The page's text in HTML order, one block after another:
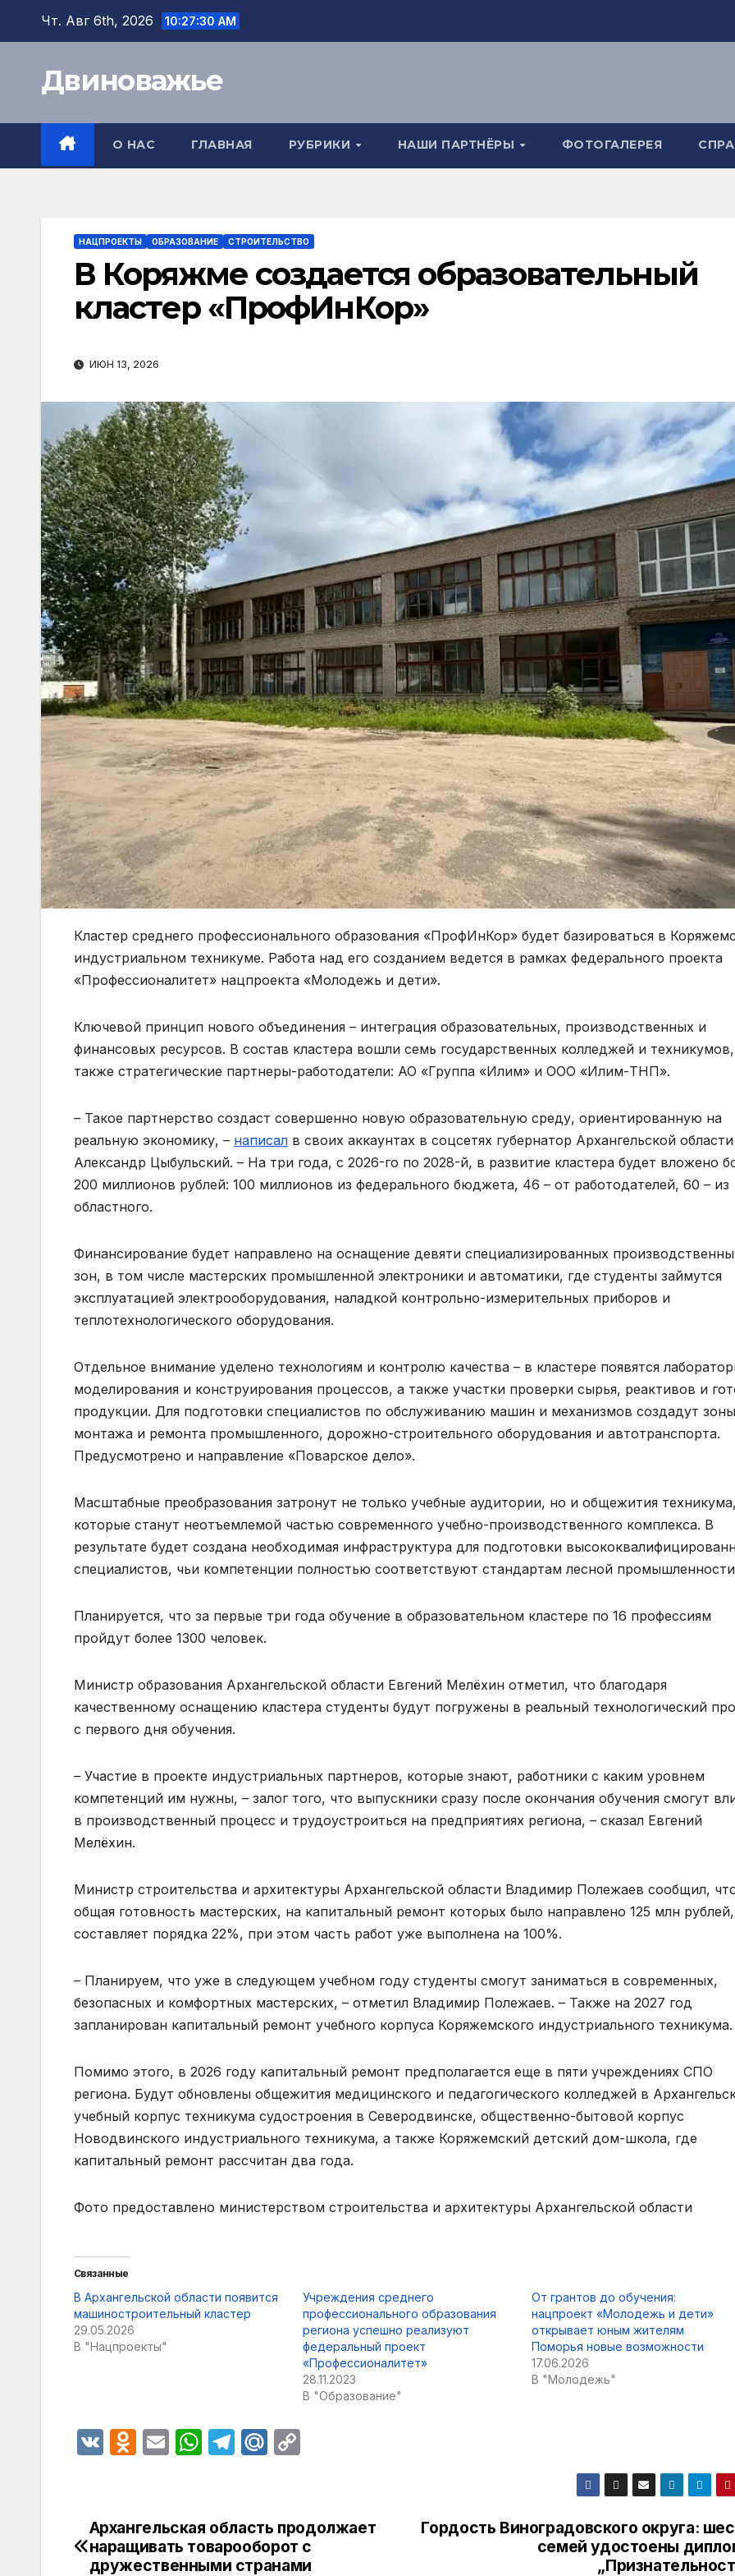
Перейти
Чт. Авг 6th, 2026 10:27:31 AM
Двиноважье
О НАС ГЛАВНАЯ РУБРИКИ НАШИ ПАРТНЁРЫ ФОТОГАЛЕРЕЯ
НАЦПРОЕКТЫ ОБРАЗОВАНИЕ СТРОИТЕЛЬСТВО
В Коряжме создается образовательный
кластер «ПрофИнКор»
ИЮН 13, 2026
Кластер среднего профессионального образования «ПрофИнКор» будет базироваться в
индустриальном техникуме. Работа над его созданием ведется в рамках федерального проекта
«Профессионалитет» нацпроекта «Молодежь и дети».
Ключевой принцип нового объединения – интеграция образовательных, производственных и
финансовых ресурсов. В состав кластера вошли семь государственных колледжей и
также стратегические партнеры-работодатели: АО «Группа «Илим» и ООО «Илим-ТНП».
– Такое партнерство создаст совершенно новую образовательную среду, ориентированную на
реальную экономику, – написал в своих аккаунтах в соцсетях губернатор Архангельской области
Александр Цыбульский. – На три года, с 2026-го по 2028-й, в развитие кластера будет вложено
200 миллионов рублей: 100 миллионов из федерального бюджета, 46 – от работодателей, 60 – из
областного.
Финансирование будет направлено на оснащение девяти специализированных
зон, в том числе мастерских промышленной электроники и автоматики, где студенты займутся
эксплуатацией электрооборудования, наладкой контрольно-измерительных приборов и
теплотехнологического оборудования.
Отдельное внимание уделено технологиям и контролю качества – в кластере появятся
моделирования и конструирования процессов, а также участки проверки сырья, реактивов и
продукции. Для подготовки специалистов по обслуживанию машин и механизмов создадут зоны
монтажа и ремонта промышленного, дорожно-строительного оборудования и автотранспорта.
Предусмотрено и направление «Поварское дело».
Масштабные преобразования затронут не только учебные аудитории, но и общежития
которые станут неотъемлемой частью современного учебно-производственного комплекса. В
результате будет создана необходимая инфраструктура для подготовки
специалистов, чьи компетенции полностью соответствуют стандартам лесной
Планируется, что за первые три года обучение в образовательном кластере по 16 профессиям
пройдут более 1300 человек.
Министр образования Архангельской области Евгений Мелёхин отметил, что благодаря
качественному оснащению кластера студенты будут погружены в реальный технологический
с первого дня обучения.
– Участие в проекте индустриальных партнеров, которые знают, работники с каким уровнем
компетенций им нужны, – залог того, что выпускники сразу после окончания обучения смогут
в производственный процесс и трудоустроиться на предприятиях региона, – сказал Евгений
Мелёхин.
Министр строительства и архитектуры Архангельской области Владимир Полежаев сообщил,
общая готовность мастерских, на капитальный ремонт которых было направлено 125 млн рублей,
составляет порядка 22%, при этом часть работ уже выполнена на 100%.
– Планируем, что уже в следующем учебном году студенты смогут заниматься в современных,
безопасных и комфортных мастерских, – отметил Владимир Полежаев. – Также на 2027 год
запланирован капитальный ремонт учебного корпуса Коряжемского индустриального техникума.
Помимо этого, в 2026 году капитальный ремонт предполагается еще в пяти учреждениях СПО
региона. Будут обновлены общежития медицинского и педагогического колледжей в
учебный корпус техникума судостроения в Северодвинске, общественно-бытовой корпус
Новодвинского индустриального техникума, а также Коряжемский детский дом-школа, где
капитальный ремонт рассчитан два года.
Фото предоставлено министерством строительства и архитектуры Архангельской области
Связанные
В Архангельской области появится
машиностроительный кластер
29.05.2026
В "Нацпроекты"
Учреждения среднего
профессионального образования
региона успешно реализуют
федеральный проект
«Профессионалитет»
28.11.2023
В "Образование"
От грантов до обучения:
нацпроект «Молодежь и дети»
открывает юным жителям
Поморья новые возможности
17.06.2026
В "Молодежь"
V
O
o
kl
E
W
s
A
T
gr
a
M
u y
Li
Навигация
по
Гордость Виноградовского округа:
семей удостоены
Архангельская область продолжает
наращивать товарооборот с
дружественными странами